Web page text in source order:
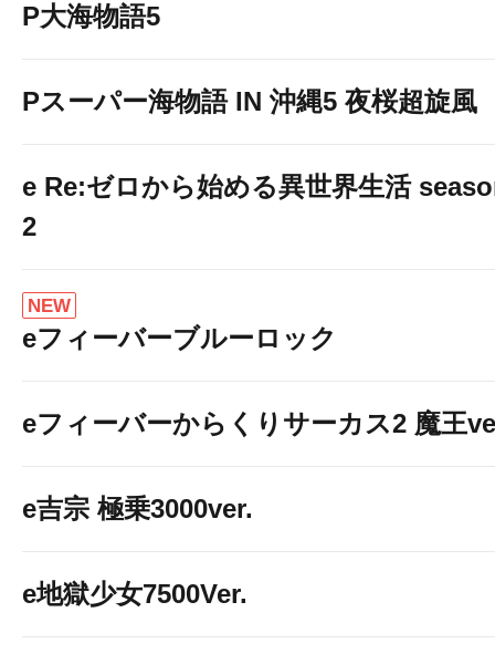
P大海物語5
Pスーパー海物語 IN 沖縄5 夜桜超旋風
e Re:ゼロから始める異世界生活
2
NEW
eフィーバーブルーロック
eフィーバーからくりサーカス2 魔王
e吉宗 極乗3000ver.
e地獄少女7500Ver.